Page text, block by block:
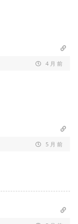
4 月 前
5 月 前